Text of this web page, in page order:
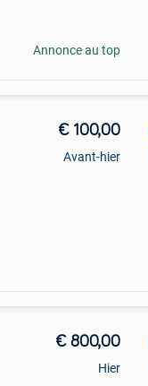
Annonce au top
€ 100,00
Avant-hier
€ 800,00
Hier